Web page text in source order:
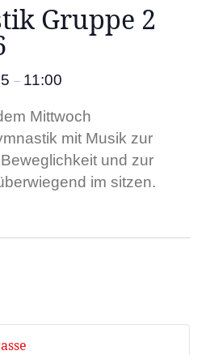
Gruppe 2
– 11:00
Mittwoch
mit Musik zur
und zur
im sitzen.